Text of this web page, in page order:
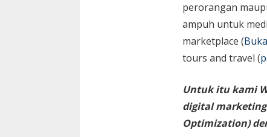
perorangan
ampuh untuk
marketplace (
tours and travel (
Untuk itu kami
digital marketing
Optimization)